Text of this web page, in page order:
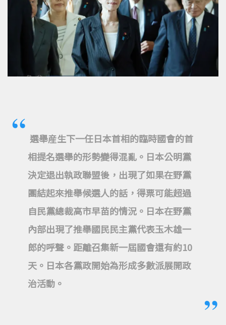
選舉産生下一任日本首相的臨時國會的首
相提名選舉的形勢變得混亂。日本公明黨
決定退出執政聯盟後，出現了如果在野黨
團結起來推舉候選人的話，得票可能超過
自民黨總裁高市早苗的情況。 日本在野黨
內部出現了推舉國民民主黨代表玉木雄一
郎的呼聲。距離召集新一屆國會還有約10
天。日本各黨政開始為形成多數派展開政
治活動。